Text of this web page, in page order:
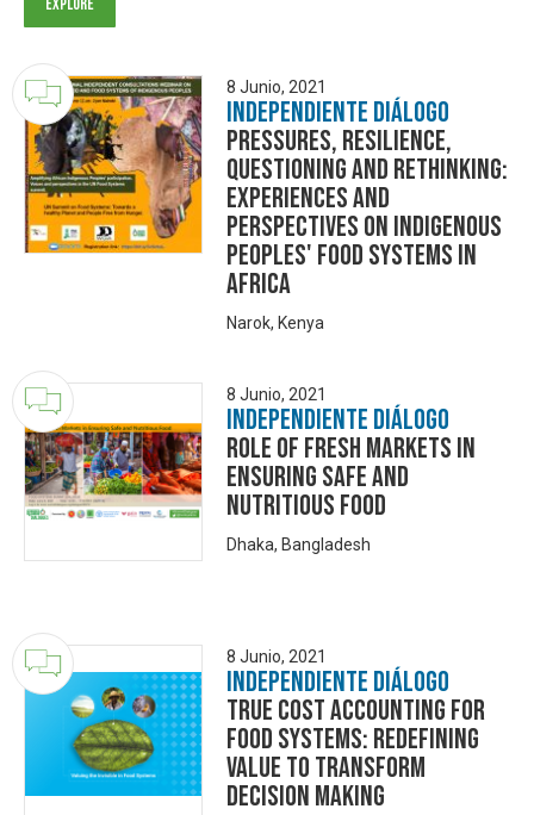
8 Junio, 2021
Independiente Diálogo
Pressures, Resilience,
Questioning and Rethinking:
Experiences and
Perspectives on Indigenous
Peoples' Food Systems in
Africa
Narok, Kenya
8 Junio, 2021
Independiente Diálogo
Role of Fresh Markets in
Ensuring Safe and
Nutritious Food
Dhaka, Bangladesh
8 Junio, 2021
Independiente Diálogo
True Cost Accounting for
Food Systems: Redefining
value to transform
decision making